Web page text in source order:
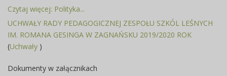
Czytaj więcej: Polityka...
UCHWAŁY RADY PEDAGOGICZNEJ ZESPOŁU SZKÓL LEŚNYCH
IM. ROMANA GESINGA W ZAGNAŃSKU 2019/2020 ROK
(Uchwały )
Dokumenty w załącznikach